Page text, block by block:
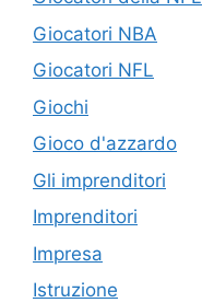
Giocatori NBA
Giocatori NFL
Giochi
Gioco d'azzardo
Gli imprenditori
Imprenditori
Impresa
Istruzione